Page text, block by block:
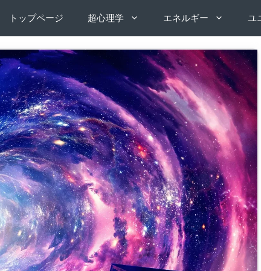
トップページ 超心理学 エネルギー ユ